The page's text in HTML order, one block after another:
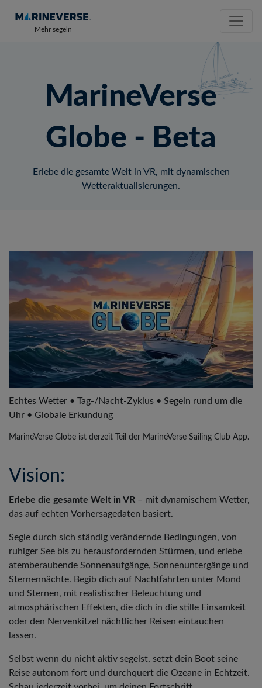
Mehr segeln
MarineVerse
Globe - Beta
Erlebe die gesamte Welt in VR, mit dynamischen
Wetteraktualisierungen.
Echtes Wetter • Tag-/Nacht-Zyklus • Segeln rund um die
Uhr • Globale Erkundung
MarineVerse Globe ist derzeit Teil der MarineVerse Sailing Club App.
Vision:
Erlebe die gesamte Welt in VR – mit dynamischem Wetter,
das auf echten Vorhersagedaten basiert.
Segle durch sich ständig verändernde Bedingungen, von
ruhiger See bis zu herausfordernden Stürmen, und erlebe
atemberaubende Sonnenaufgänge, Sonnenuntergänge und
Sternennächte. Begib dich auf Nachtfahrten unter Mond
und Sternen, mit realistischer Beleuchtung und
atmosphärischen Effekten, die dich in die stille Einsamkeit
oder den Nervenkitzel nächtlicher Reisen eintauchen
lassen.
Selbst wenn du nicht aktiv segelst, setzt dein Boot seine
Reise autonom fort und durchquert die Ozeane in Echtzeit.